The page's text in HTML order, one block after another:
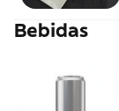
Bebidas